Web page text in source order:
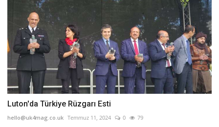
Luton'da Türkiye Rüzgarı Esti
hello@uk4mag.co.uk Temmuz 11, 2024 0 79